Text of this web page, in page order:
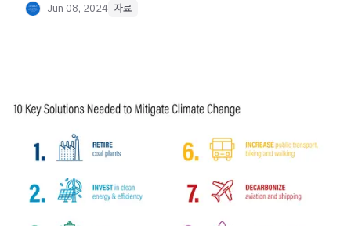
Jun 08, 2024 자료